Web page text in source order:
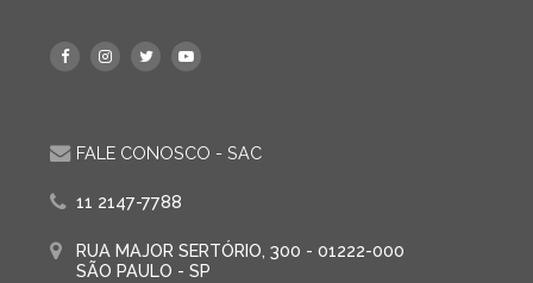
FALE CONOSCO - SAC
11 2147-7788
RUA MAJOR SERTÓRIO, 300 - 01222-000
SÃO PAULO - SP